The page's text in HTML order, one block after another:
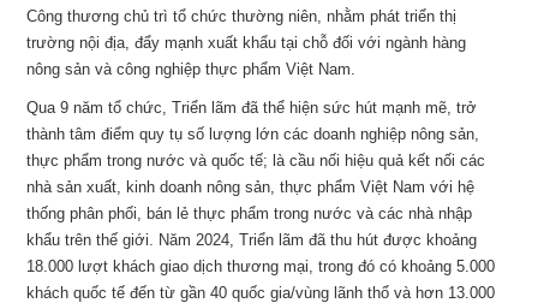
Công thương chủ trì tổ chức thường niên, nhằm phát triển thị
trường nội địa, đẩy mạnh xuất khẩu tại chỗ đối với ngành hàng
nông sản và công nghiệp thực phẩm Việt Nam.
Qua 9 năm tổ chức, Triển lãm đã thể hiện sức hút mạnh mẽ, trở
thành tâm điểm quy tụ số lượng lớn các doanh nghiệp nông sản,
thực phẩm trong nước và quốc tế; là cầu nối hiệu quả kết nối các
nhà sản xuất, kinh doanh nông sản, thực phẩm Việt Nam với hệ
thống phân phối, bán lẻ thực phẩm trong nước và các nhà nhập
khẩu trên thế giới. Năm 2024, Triển lãm đã thu hút được khoảng
18.000 lượt khách giao dịch thương mại, trong đó có khoảng 5.000
khách quốc tế đến từ gần 40 quốc gia/vùng lãnh thổ và hơn 13.000